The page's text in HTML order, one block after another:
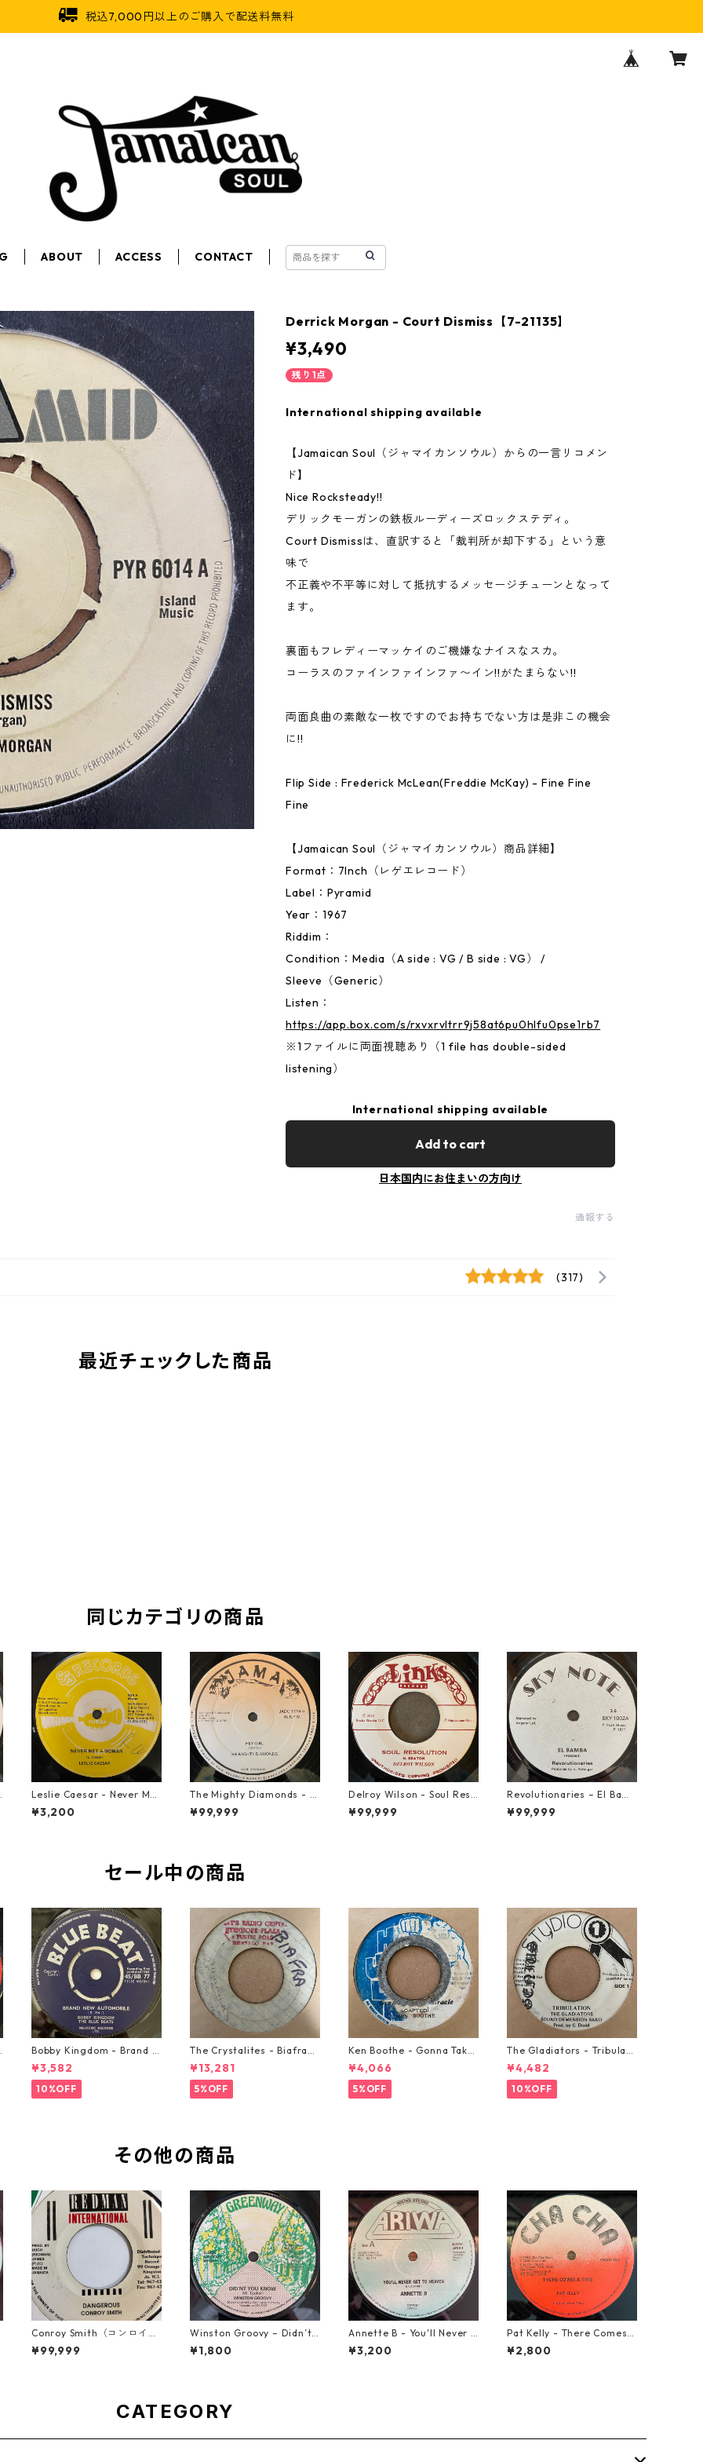
税込7,000円以上のご購入で配送料無料
ABOUT ACCESS CONTACT
Derrick Morgan - Court Dismiss【7-21135】
¥3,490
残り1点
International shipping available
【Jamaican Soul（ジャマイカンソウル）からの一言リコメン
ド】
Nice Rocksteady!!
デリックモーガンの鉄板ルーディーズロックステディ。
Court Dismissは、直訳すると「裁判所が却下する」という意
味で
不正義や不平等に対して抵抗するメッセージチューンとなって
ます。
裏面もフレディーマッケイのご機嫌なナイスなスカ。
コーラスのファインファインファ〜イン!!がたまらない!!
両面良曲の素敵な一枚ですのでお持ちでない方は是非この機会
に!!
Flip Side : Frederick McLean(Freddie McKay) - Fine Fine
Fine
【Jamaican Soul（ジャマイカンソウル）商品詳細】
Format：7Inch（レゲエレコード）
Label：Pyramid
Year：1967
Riddim：
Condition：Media（A side : VG / B side : VG） /
Sleeve（Generic）
Listen：
https://app.box.com/s/rxvxrvltrr9j58at6pu0hlfu0pse1rb7
※1ファイルに両面視聴あり（1 file has double-sided
listening）
International shipping available
Add to cart
日本国内にお住まいの方向け
通報する
(317)
最近チェックした商品
同じカテゴリの商品
Leslie Caesar - Never Met
A Woman【12-50067】
¥3,200
The Mighty Diamonds - H
ey Girl【12-50053】
¥99,999
Delroy Wilson - Soul Reso
lution【7-21935】
¥99,999
Revolutionaries – El Bamb
a【7-21855】
¥99,999
セール中の商品
Bobby Kingdom - Brand N
ew Automobile【7-2088
9】
¥3,582
10%OFF
The Crystalites - Biafra
【7-21293】
¥13,281
5%OFF
Ken Boothe - Gonna Take
A Miracle【7-21362】
¥4,066
5%OFF
The Gladiators - Tribulati
on【7-21365】
¥4,482
10%OFF
その他の商品
Conroy Smith（コンロイス
ミス） - Dangerous【7'】
¥99,999
Winston Groovy – Didn’t Y
ou Know【7-21811】
¥1,800
Annette B - You'll Never G
et To Heaven【12-5005
8】
¥3,200
Pat Kelly - There Comes A
Time【12-50057】
¥2,800
CATEGORY